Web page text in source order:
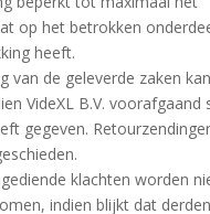
op het betrokken
heeft.
van de geleverde zaken
VideXL B.V. voorafgaand
gegeven.
klachten worden
indien blijkt dat derden